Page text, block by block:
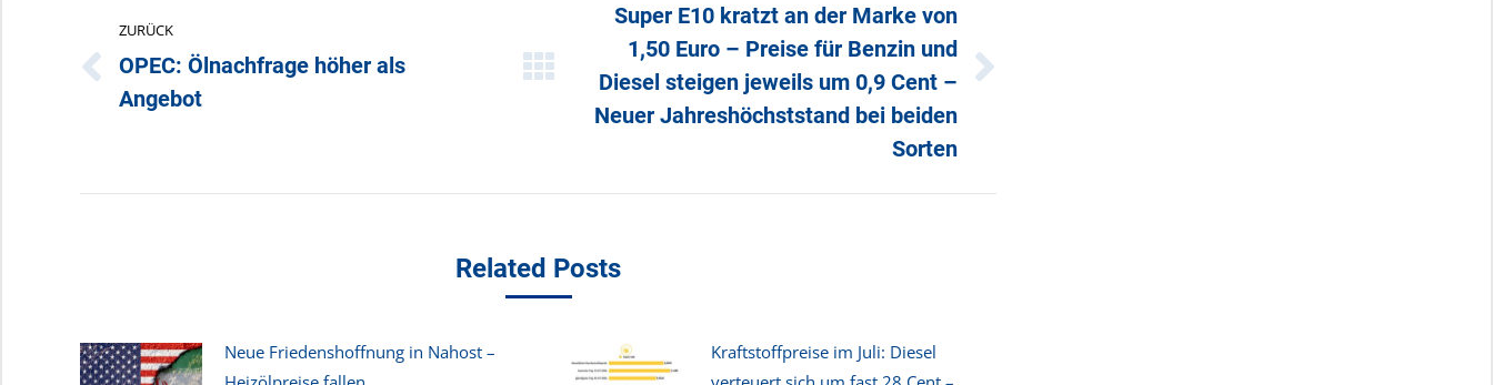
ZURÜCK
Vorheriger
Beitrag:
OPEC: Ölnachfrage höher als
Angebot
Nächster
Beitrag:
Super E10 kratzt an der Marke von
1,50 Euro – Preise für Benzin und
Diesel steigen jeweils um 0,9 Cent –
Neuer Jahreshöchststand bei beiden
Sorten
Related Posts
Neue Friedenshoffnung in Nahost –
Kraftstoffpreise im Juli: Diesel